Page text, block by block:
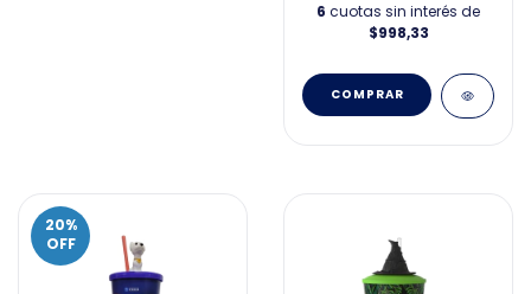
6 cuotas sin interés de
$998,33
20%
OFF